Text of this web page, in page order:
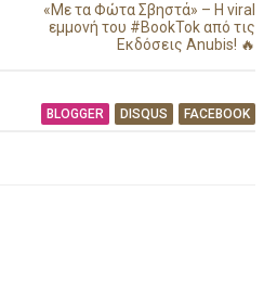
«Με τα Φώτα Σβηστά» – Η viral
εμμονή του #BookTok από τις
Εκδόσεις Anubis! 🔥
BLOGGER DISQUS FACEBOOK